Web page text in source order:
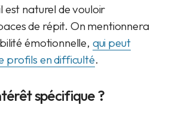
est naturel de vouloir
de répit. On mentionnera
émotionnelle, qui peut
profils en difficulté.
spécifique ?